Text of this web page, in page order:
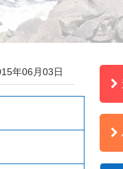
年06月03日